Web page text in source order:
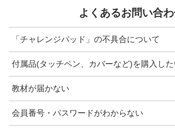
会員サイトはこちら
よくあるお問い合
「チャレンジパッド」の不具合について
付属品(タッチペン、カバーなど)を購入し
教材が届かない
会員番号・パスワードがわからない